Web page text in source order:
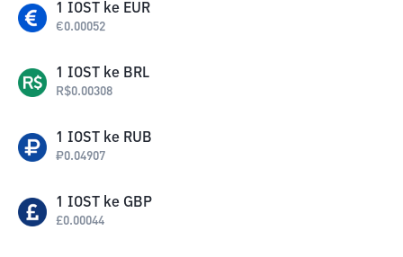
1 IOST ke EUR
€0.00052
1 IOST ke BRL
R$0.00308
1 IOST ke RUB
₽0.04907
1 IOST ke GBP
£0.00044